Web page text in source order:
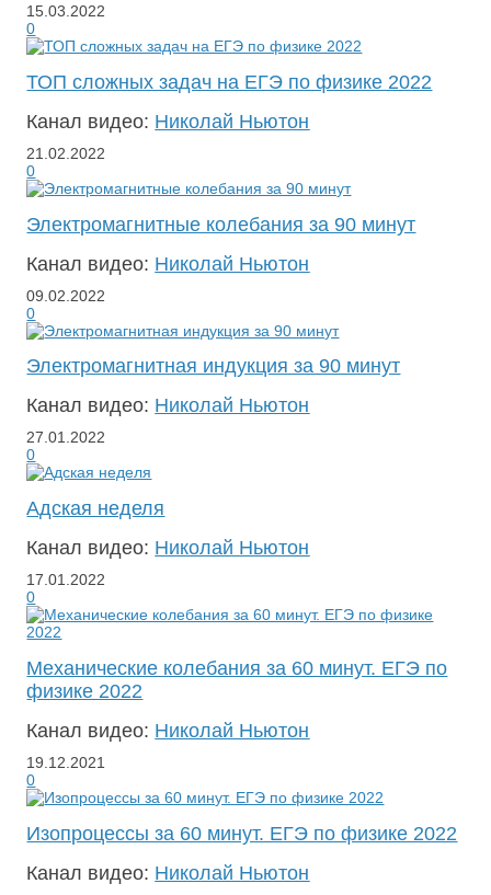
15.03.2022
0
ТОП сложных задач на ЕГЭ по физике 2022
Канал видео: Николай Ньютон
21.02.2022
0
Электромагнитные колебания за 90 минут
Канал видео: Николай Ньютон
09.02.2022
0
Электромагнитная индукция за 90 минут
Канал видео: Николай Ньютон
27.01.2022
0
Адская неделя
Канал видео: Николай Ньютон
17.01.2022
0
Механические колебания за 60 минут. ЕГЭ по
физике 2022
Канал видео: Николай Ньютон
19.12.2021
0
Изопроцессы за 60 минут. ЕГЭ по физике 2022
Канал видео: Николай Ньютон